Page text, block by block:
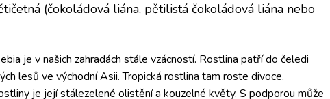
(čokoládová liána, pětilistá čokoládová liána nebo
je v našich zahradách stále vzácností. Rostlina patří do čeledi
lesů ve východní Asii. Tropická rostlina tam roste divoce.
je její stálezelené olistění a kouzelné květy. S podporou může